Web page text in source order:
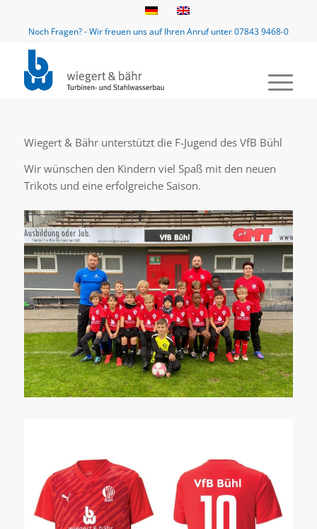
Noch Fragen? - Wir freuen uns auf Ihren Anruf unter 07843 9468-0
Wiegert & Bähr unterstützt die F-Jugend des VfB Bühl
Wir wünschen den Kindern viel Spaß mit den neuen
Trikots und eine erfolgreiche Saison.